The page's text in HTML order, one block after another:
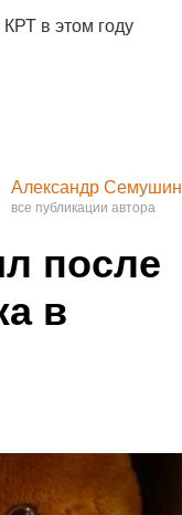
в этом году
Александр Семушин
после
в